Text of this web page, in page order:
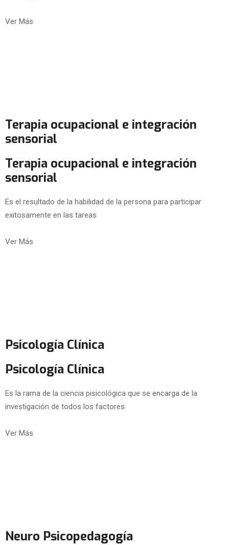
Ver Más
Terapia ocupacional e integración
sensorial
Terapia ocupacional e integración
sensorial
Es el resultado de la habilidad de la persona para participar
exitosamente en las tareas
Ver Más
Psicología Clínica
Psicología Clínica
Es la rama de la ciencia pisicológica que se encarga de la
investigación de todos los factores
Ver Más
Neuro Psicopedagogía